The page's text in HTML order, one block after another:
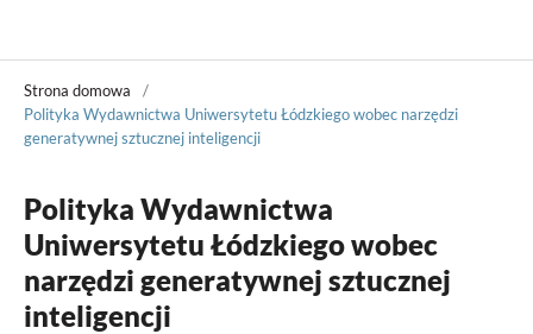
Strona domowa
/
Polityka Wydawnictwa Uniwersytetu Łódzkiego wobec narzędzi
generatywnej sztucznej inteligencji
Polityka Wydawnictwa
Uniwersytetu Łódzkiego wobec
narzędzi generatywnej sztucznej
inteligencji